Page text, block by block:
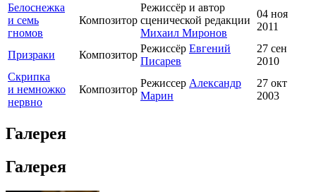
Белоснежка
и семь
гномов
Композитор
Режиссёр и автор
сценической редакции
Михаил Миронов
04 ноя
2011
Призраки Композитор
Режиссёр Евгений
Писарев
27 сен
2010
Скрипка
и немножко
нервно
Композитор
Режиссер Александр
Марин
27 окт
2003
Галерея
Галерея